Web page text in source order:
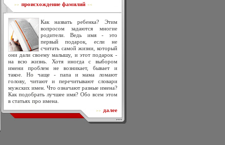
>> происхождение фамилий<<
Как назвать ребенка? Этим
вопросом задаются многие
родители. Ведь имя - это
первый подарок, если не
считать самой жизни, который
они дали своему малышу, и этот подарок -
на всю жизнь. Хотя иногда с выбором
имени проблем не возникает, бывает и
такое. Но чаще - папа и мама ломают
голову, читают и перечитывают словари
мужских имен. Что означают разные имена?
Как подобрать лучшее имя? Обо всем этом
в статьях про имена.
>> далее